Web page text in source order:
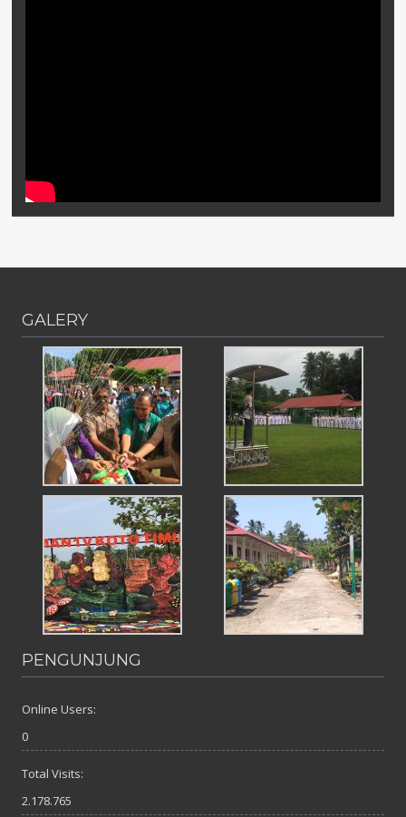
GALERY
PENGUNJUNG
Online Users:
0
Total Visits:
2.178.765